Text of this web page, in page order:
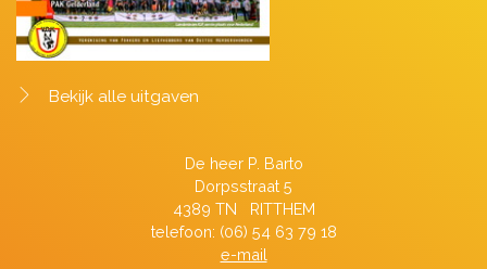
Bekijk alle uitgaven
De heer P. Barto
Dorpsstraat 5
4389 TN RITTHEM
telefoon: (06) 54 63 79 18
e-mail